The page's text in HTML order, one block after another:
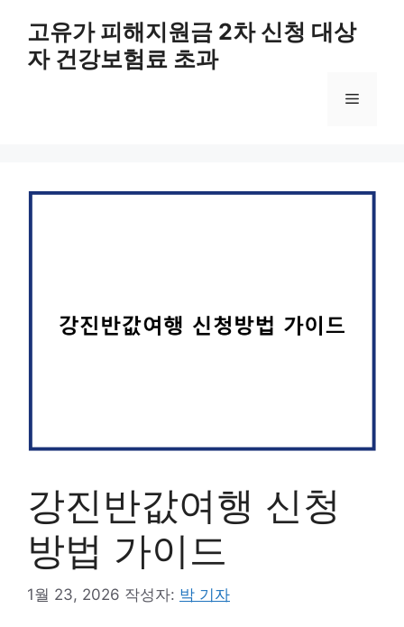
고유가 피해지원금 2차 신청 대상
자 건강보험료 초과
메
강진반값여행 신청
방법 가이드
1월 23, 2026 작성자: 박 기자